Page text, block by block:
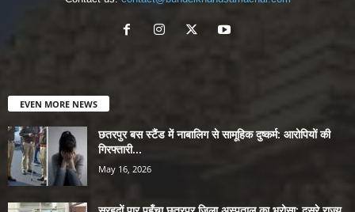
EVEN MORE NEWS
छतरपुर बस स्टैंड में नाबालिग से सामूहिक दुष्कर्म: आरोपियों की
गिरफ्तारी...
May 16, 2026